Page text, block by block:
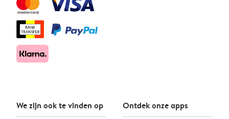
We zijn ook te vinden op Ontdek onze apps